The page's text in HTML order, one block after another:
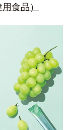
食品）